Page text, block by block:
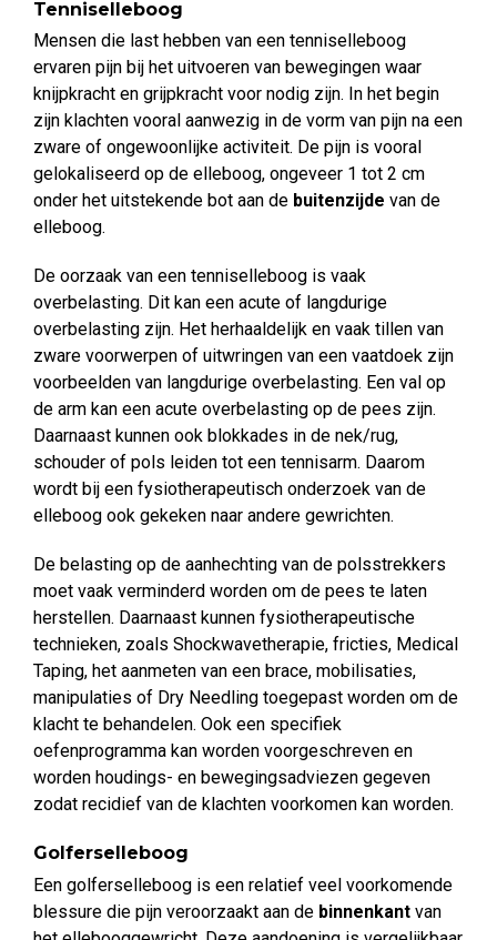
Tenniselleboog
Mensen die last hebben van een tenniselleboog
ervaren pijn bij het uitvoeren van bewegingen waar
knijpkracht en grijpkracht voor nodig zijn. In het begin
zijn klachten vooral aanwezig in de vorm van pijn na een
zware of ongewoonlijke activiteit. De pijn is vooral
gelokaliseerd op de elleboog, ongeveer 1 tot 2 cm
onder het uitstekende bot aan de buitenzijde van de
elleboog.
De oorzaak van een tenniselleboog is vaak
overbelasting. Dit kan een acute of langdurige
overbelasting zijn. Het herhaaldelijk en vaak tillen van
zware voorwerpen of uitwringen van een vaatdoek zijn
voorbeelden van langdurige overbelasting. Een val op
de arm kan een acute overbelasting op de pees zijn.
Daarnaast kunnen ook blokkades in de nek/rug,
schouder of pols leiden tot een tennisarm. Daarom
wordt bij een fysiotherapeutisch onderzoek van de
elleboog ook gekeken naar andere gewrichten.
De belasting op de aanhechting van de polsstrekkers
moet vaak verminderd worden om de pees te laten
herstellen. Daarnaast kunnen fysiotherapeutische
technieken, zoals Shockwavetherapie, fricties, Medical
Taping, het aanmeten van een brace, mobilisaties,
manipulaties of Dry Needling toegepast worden om de
klacht te behandelen. Ook een specifiek
oefenprogramma kan worden voorgeschreven en
worden houdings- en bewegingsadviezen gegeven
zodat recidief van de klachten voorkomen kan worden.
Golferselleboog
Een golferselleboog is een relatief veel voorkomende
blessure die pijn veroorzaakt aan de binnenkant van